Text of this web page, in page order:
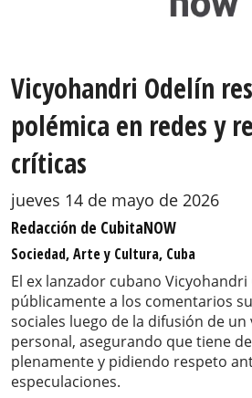
Vicyohandri Odelín
polémica en redes y
críticas
jueves 14 de mayo de 2026
Redacción de CubitaNOW
Sociedad, Arte y Cultura, Cuba
El ex lanzador cubano
públicamente a los comentarios
sociales luego de la difusión de
personal, asegurando que tiene
plenamente y pidiendo respeto
especulaciones.